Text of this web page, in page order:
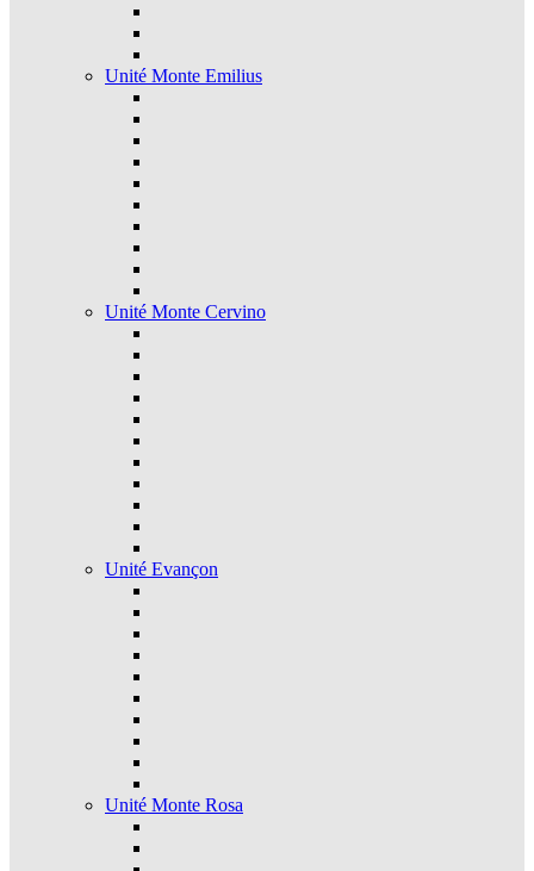
Unité Monte Emilius
Unité Monte Cervino
Unité Evançon
Unité Monte Rosa